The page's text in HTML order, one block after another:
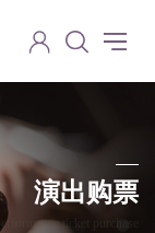
演出购票
Performance ticket purchase